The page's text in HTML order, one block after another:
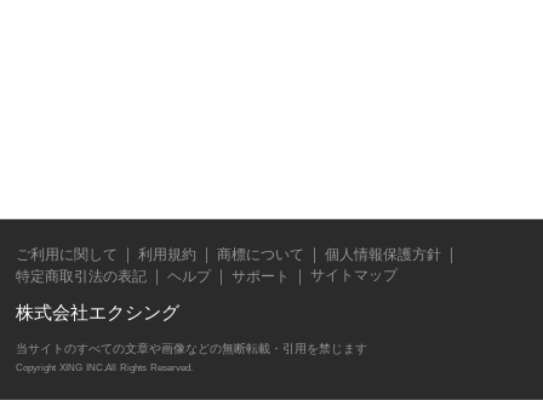
ご利用に関して 利用規約 商標について
個人情報保護方針
特定商取引法の表記
ヘルプ サポート サイトマップ
株式会社エクシング
当サイトのすべての文章や画像などの無断転載・引用を禁じます
Copyright XING INC.All Rights Reserved.